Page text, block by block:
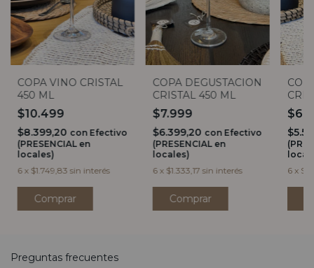
COPA VINO CRISTAL
450 ML
$10.499
$8.399,20 con Efectivo
(PRESENCIAL en
locales)
6 x $1.749,83 sin interés
COPA DEGUSTACION
CRISTAL 450 ML
$7.999
$6.399,20 con Efectivo
(PRESENCIAL en
locales)
6 x $1.333,17 sin interés
6 x
Preguntas frecuentes